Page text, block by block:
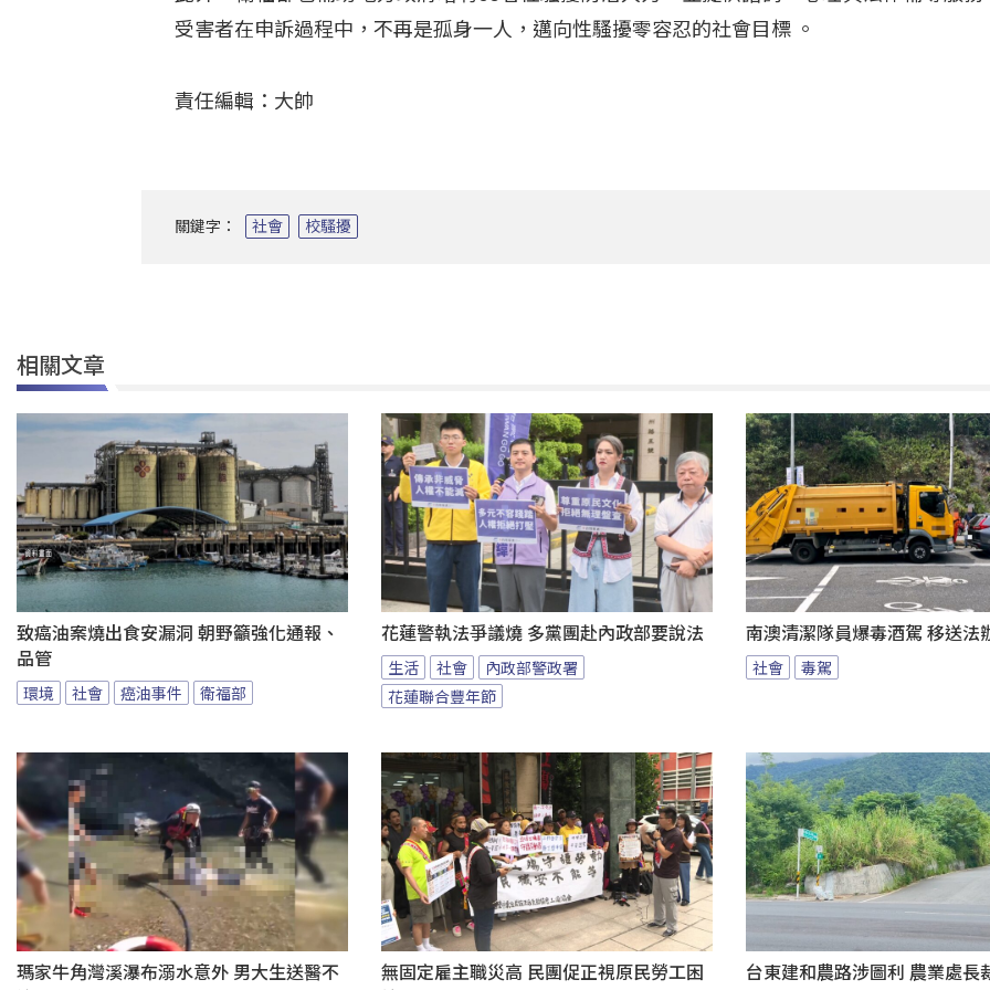
受害者在申訴過程中，不再是孤身一人，邁向性騷擾零容忍的社會目標 。
責任編輯：大帥
關鍵字： 社會 校騷擾
相關文章
致癌油案燒出食安漏洞 朝野籲強化通報、
品管
環境 社會 癌油事件 衛福部
花蓮警執法爭議燒 多黨團赴內政部要說法
生活 社會
內政部警政署
花蓮聯合豐年節
南澳清潔隊員爆毒酒駕 移送法
社會 毒駕
瑪家牛角灣溪瀑布溺水意外 男大生送醫不
無固定雇主職災高 民團促正視原民勞工困
台東建和農路涉圖利 農業處長